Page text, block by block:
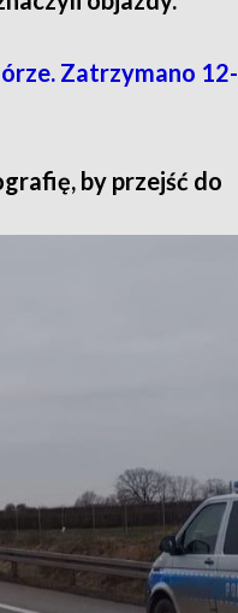
Zatrzymano 12-
by przejść do